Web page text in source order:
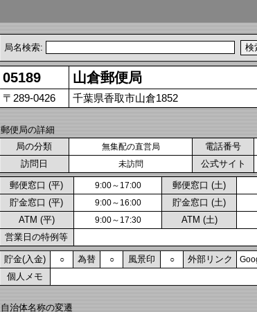
局名検索:
05189 山倉郵便局
〒289-0426 千葉県香取市山倉1852
郵便局の詳細
局の分類
無集配の直営局 電話番号
訪問日 未訪問 公式サイト
郵便窓口 (平) 9:00～17:00 郵便窓口 (土)
貯金窓口 (平) 9:00～16:00 貯金窓口 (土)
ATM (平) 9:00～17:30 ATM (土)
営業日の特例等
貯金(入金) ○ 為替 ○ 風景印 ○ 外部リンク
個人メモ
自治体名称の変遷